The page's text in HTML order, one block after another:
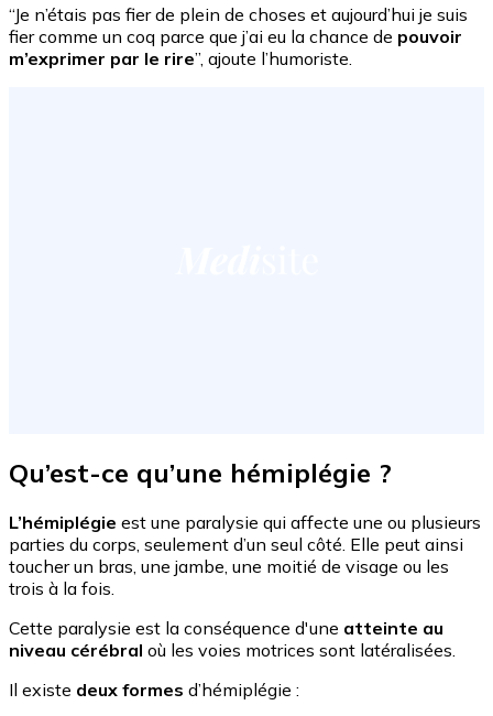
“Je n’étais pas fier de plein de choses et aujourd’hui je suis
fier comme un coq parce que j’ai eu la chance de pouvoir
m’exprimer par le rire”, ajoute l’humoriste.
Qu’est-ce qu’une hémiplégie ?
L’hémiplégie est une paralysie qui affecte une ou plusieurs
parties du corps, seulement d’un seul côté. Elle peut ainsi
toucher un bras, une jambe, une moitié de visage ou les
trois à la fois.
Cette paralysie est la conséquence d'une atteinte au
niveau cérébral où les voies motrices sont latéralisées.
Il existe deux formes d’hémiplégie :